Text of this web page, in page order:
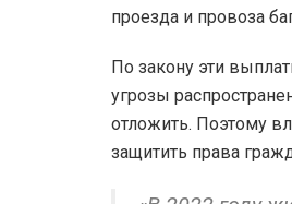
проезда и провоза
По закону эти
угрозы
отложить. Поэтому
защитить права